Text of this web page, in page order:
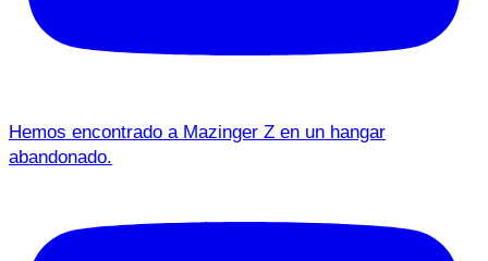
Hemos encontrado a Mazinger Z en un hangar
abandonado.